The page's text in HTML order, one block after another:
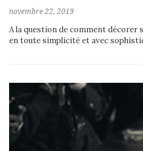
novembre 22, 2019
A la question de comment décorer
en toute simplicité et avec